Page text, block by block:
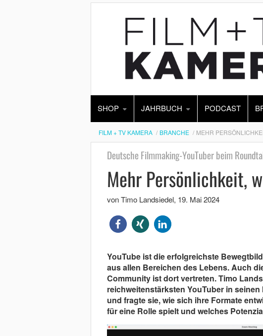
SHOP JAHRBUCH PODCAST
FILM + TV KAMERA BRANCHE MEHR
Deutsche Filmmaking-YouTuber beim
Mehr Persönlichkeit,
von Timo Landsiedel, 19. Mai 2024
YouTube ist die erfolgreichste
aus allen Bereichen des Lebens. Auch
Community ist dort vertreten. Timo
reichweitenstärksten YouTuber in
und fragte sie, wie sich ihre Formate
für eine Rolle spielt und welches